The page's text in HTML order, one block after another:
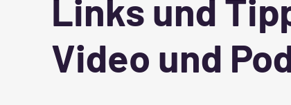
Links und
Video und